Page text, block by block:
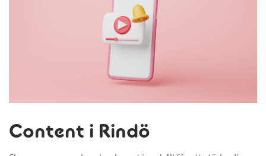
Content i Rindö